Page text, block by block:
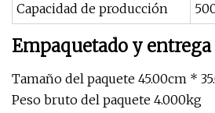
Capacidad de producción
Empaquetado y entrega
Tamaño del paquete 45.00cm *
Peso bruto del paquete 4.000kg